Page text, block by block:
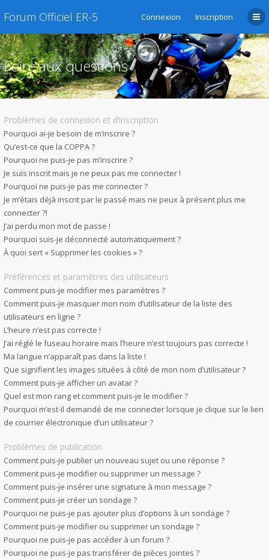
Forum Officiel ER-5 Connexion Inscription
Foire aux questions
Problèmes de connexion et d’inscription
Pourquoi ai-je besoin de m’inscrire ?
Qu’est-ce que la COPPA ?
Pourquoi ne puis-je pas m’inscrire ?
Je suis inscrit mais je ne peux pas me connecter !
Pourquoi ne puis-je pas me connecter ?
Je m’étais déjà inscrit par le passé mais ne peux à présent plus me
connecter ?!
J’ai perdu mon mot de passe !
Pourquoi suis-je déconnecté automatiquement ?
À quoi sert « Supprimer les cookies » ?
Préférences et paramètres des utilisateurs
Comment puis-je modifier mes paramètres ?
Comment puis-je masquer mon nom d’utilisateur de la liste des
utilisateurs en ligne ?
L’heure n’est pas correcte !
J’ai réglé le fuseau horaire mais l’heure n’est toujours pas correcte !
Ma langue n’apparaît pas dans la liste !
Que signifient les images situées à côté de mon nom d’utilisateur ?
Comment puis-je afficher un avatar ?
Quel est mon rang et comment puis-je le modifier ?
Pourquoi m’est-il demandé de me connecter lorsque je clique sur le lien
de courrier électronique d’un utilisateur ?
Problèmes de publication
Comment puis-je publier un nouveau sujet ou une réponse ?
Comment puis-je modifier ou supprimer un message ?
Comment puis-je insérer une signature à mon message ?
Comment puis-je créer un sondage ?
Pourquoi ne puis-je pas ajouter plus d’options à un sondage ?
Comment puis-je modifier ou supprimer un sondage ?
Pourquoi ne puis-je pas accéder à un forum ?
Pourquoi ne puis-je pas transférer de pièces jointes ?